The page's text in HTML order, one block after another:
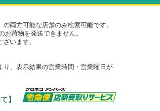
両方可能な店舗のみ検索可能です。
荷物を発送できません。
います。
、表示結果の営業時間・営業曜日が
て】